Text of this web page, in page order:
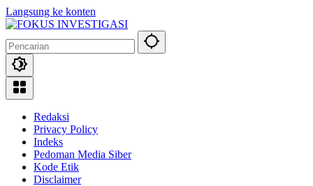
Langsung ke konten
Redaksi
Privacy Policy
Indeks
Pedoman Media Siber
Kode Etik
Disclaimer